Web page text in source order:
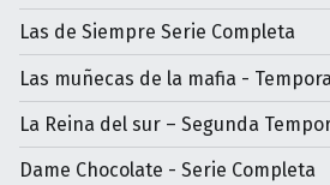
Las de Siempre Serie Completa
Las muñecas de la mafia -
La Reina del sur – Segunda
Dame Chocolate - Serie Completa